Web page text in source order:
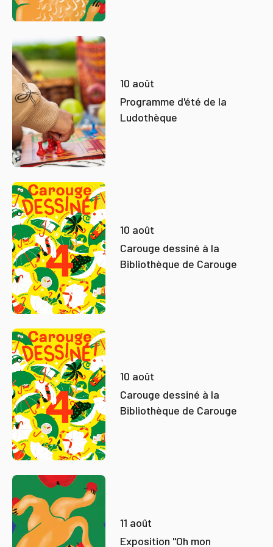
10 août
Programme d'été de la
Ludothèque
10 août
Carouge dessiné à la
Bibliothèque de Carouge
10 août
Carouge dessiné à la
Bibliothèque de Carouge
11 août
Exposition "Oh mon